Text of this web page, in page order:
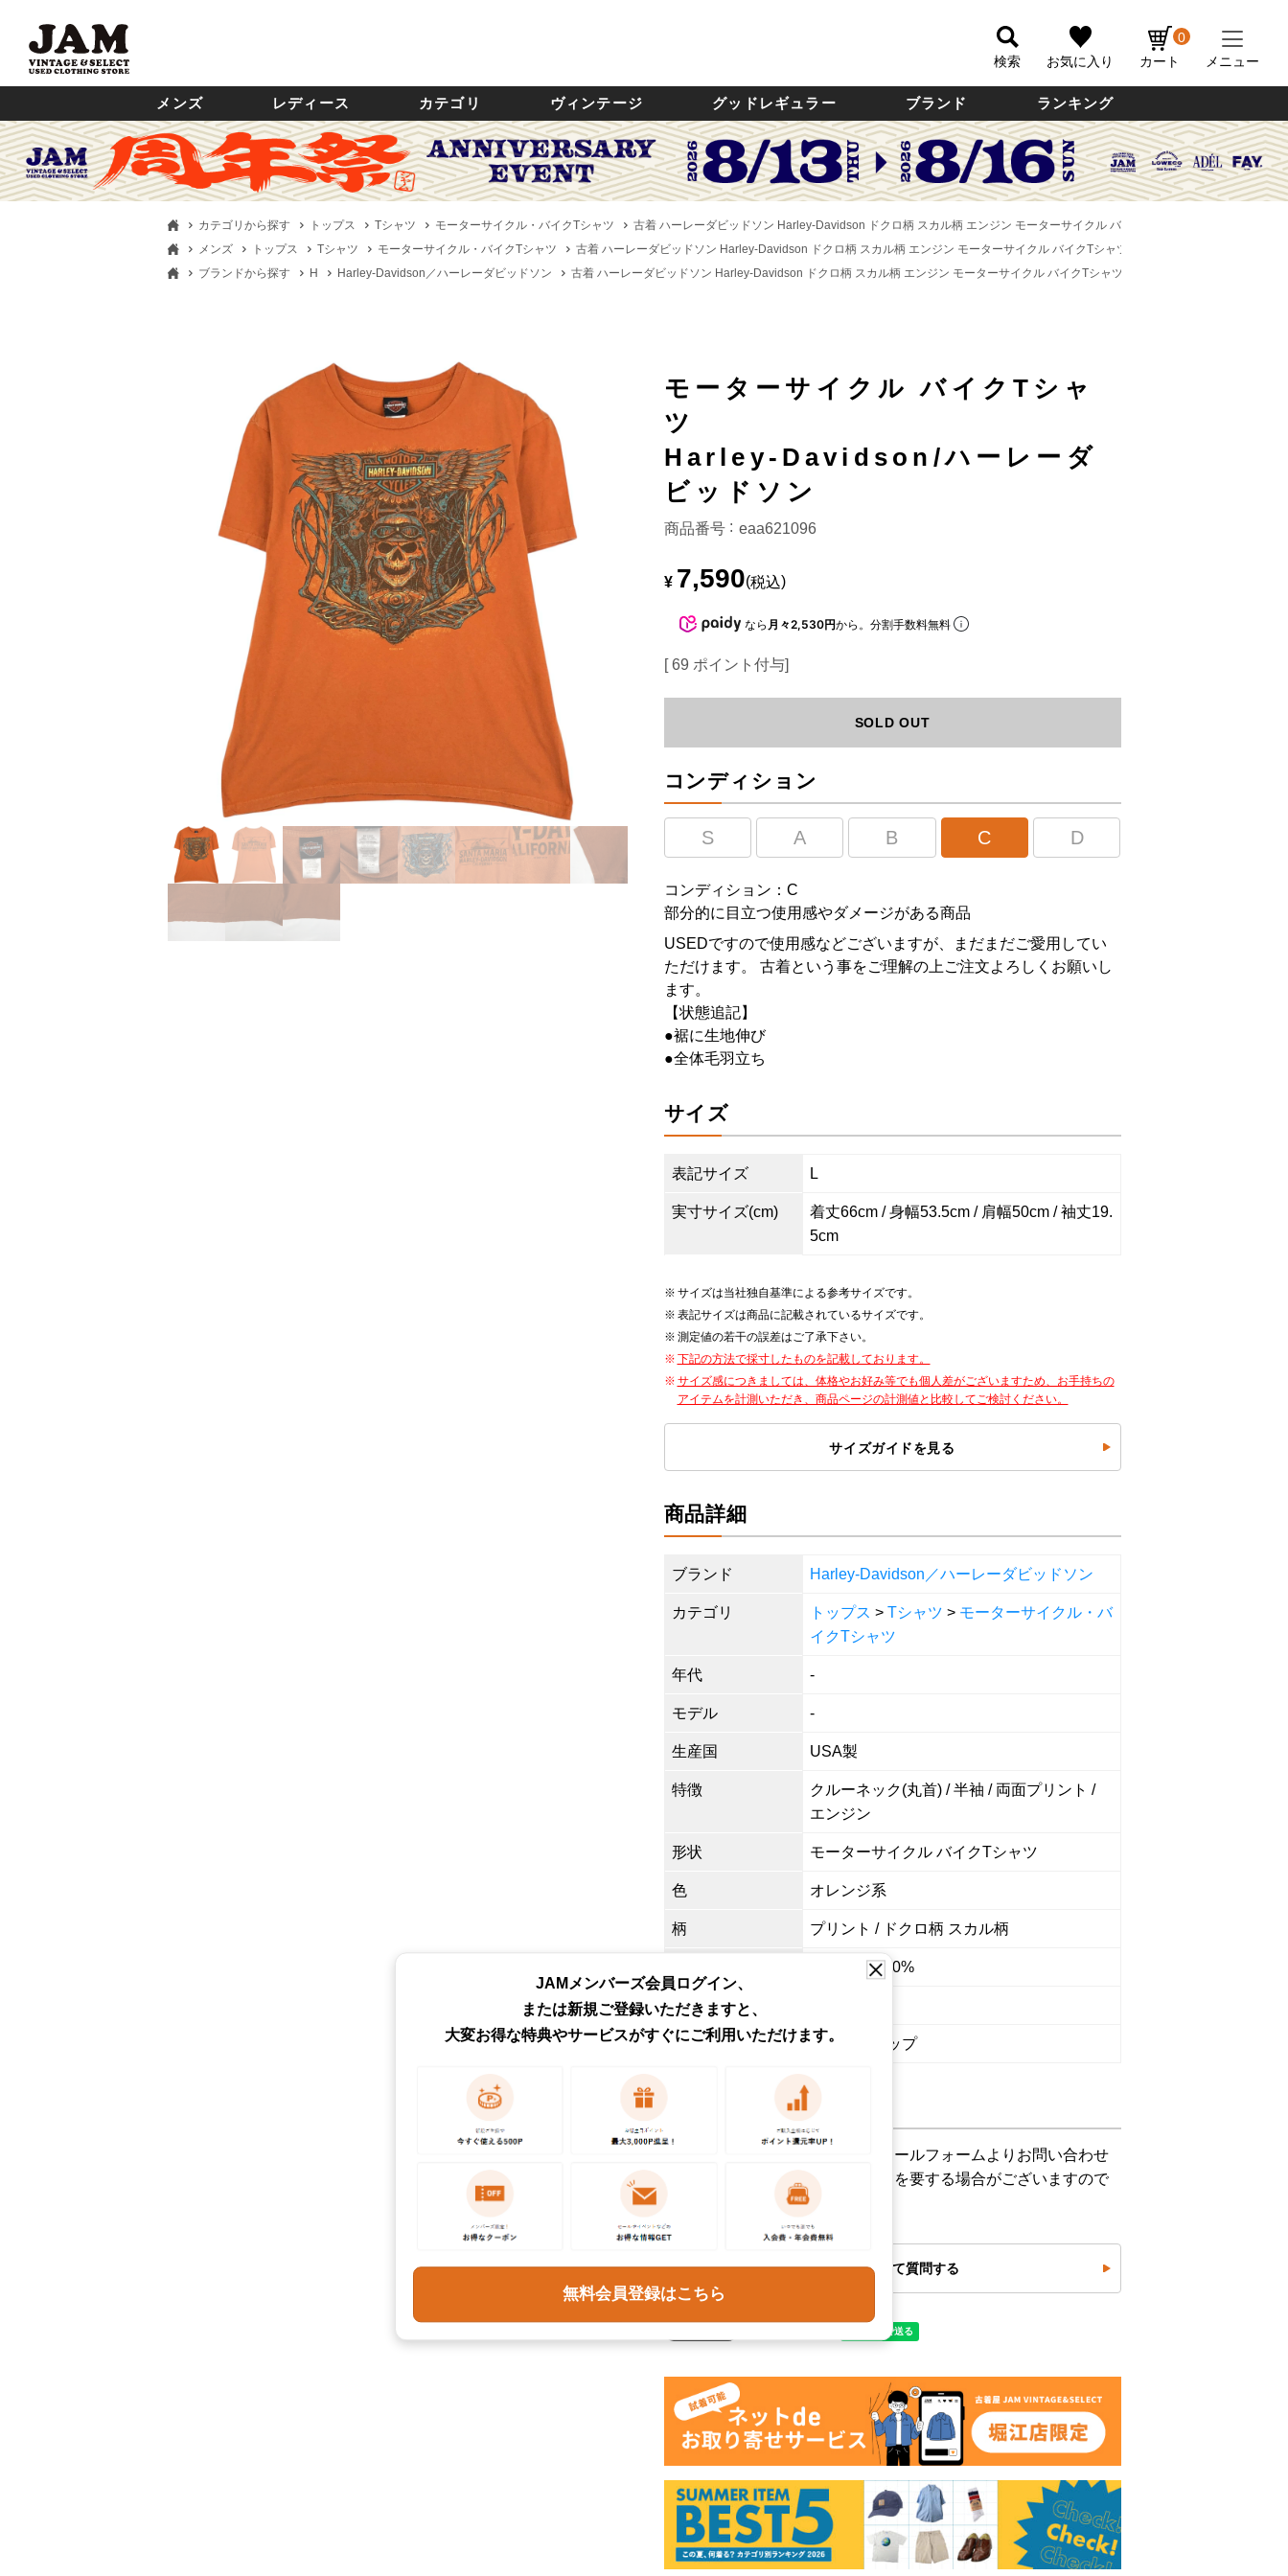
検索 お気に入り カート
0
メニュー
メンズ レディース カテゴリ ヴィンテージ グッドレギュラー ブランド ランキング
カテゴリから探す トップス Tシャツ モーターサイクル・バイクTシャツ
古着 ハーレーダビッドソン Harley-Davidson ドクロ柄 スカル柄 エンジン モーターサイクル バイクTシャツ USA製 メンズL相
メンズ
トップス Tシャツ モーターサイクル・バイクTシャツ
古着 ハーレーダビッドソン Harley-Davidson ドクロ柄 スカル柄 エンジン モーターサイクル バイクTシャツ USA製 メンズL相当 /
ブランドから探す
H Harley-Davidson／ハーレーダビッドソン 古着 ハーレーダビッドソン Harley-Davidson ドクロ柄 スカル柄 エンジン モーターサイクル バイクTシャツ USA製 メンズL相当 /
モーターサイクル バイクTシャ
ツ
Harley-Davidson/ハーレーダ
ビッドソン
商品番号 eaa621096
¥ 7,590 税込
なら 月々2,530円から。分割手数料無料
[ 69 ポイント付与]
SOLD OUT
コンディション
S A B C D
コンディション：C
部分的に目立つ使用感やダメージがある商品
USEDですので使用感などございますが、まだまだご愛用してい
ただけます。 古着という事をご理解の上ご注文よろしくお願いし
ます。
【状態追記】
●裾に生地伸び
●全体毛羽立ち
サイズ
表記サイズ L
実寸サイズ(cm)
着丈66cm / 身幅53.5cm / 肩幅50cm / 袖丈19.
5cm
サイズは当社独自基準による参考サイズです。
表記サイズは商品に記載されているサイズです。
測定値の若干の誤差はご了承下さい。
下記の方法で採寸したものを記載しております。
サイズ感につきましては、体格やお好み等でも個人差がございますため、お手持ちの
アイテムを計測いただき、商品ページの計測値と比較してご検討ください。
サイズガイドを見る
商品詳細
ブランド Harley-Davidson／ハーレーダビッドソン
カテゴリ トップス > Tシャツ > モーターサイクル・バ
イクTシャツ
年代 -
モデル -
生産国 USA製
特徴
クルーネック(丸首) / 半袖 / 両面プリント /
エンジン
形状 モーターサイクル バイクTシャツ
色 オレンジ系
柄 プリント / ドクロ柄 スカル柄
コットン:100%
商品番号
取扱店 ネットショップ
お問い合わせ
この商品に関するご質問は下記メールフォームよりお問い合わせ
ください。各種ご対応にはお時間を要する場合がございますので
予めご了承ください。
商品について質問する
JAMメンバーズ会員ログイン、
または新規ご登録いただきますと、
大変お得な特典やサービスがすぐにご利用いただけます。
無料会員登録はこちら